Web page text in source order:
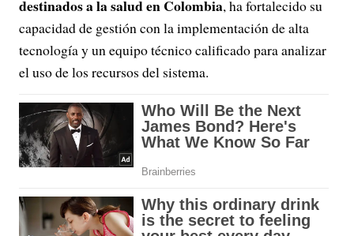
destinados a la salud en Colombia, ha fortalecido su
capacidad de gestión con la implementación de alta
tecnología y un equipo técnico calificado para analizar
el uso de los recursos del sistema.